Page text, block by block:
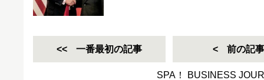
一番最初の記事 前の記事
SPA！ BUSINESS